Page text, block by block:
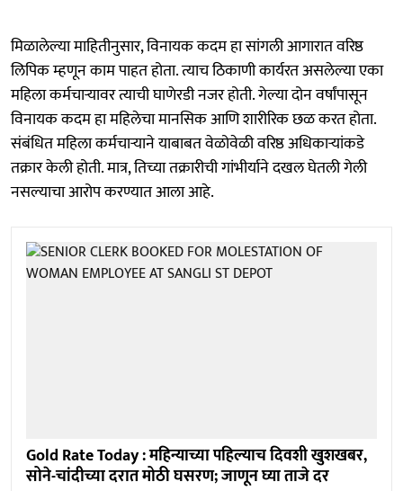
मिळालेल्या माहितीनुसार, विनायक कदम हा सांगली आगारात वरिष्ठ
लिपिक म्हणून काम पाहत होता. त्याच ठिकाणी कार्यरत असलेल्या एका
महिला कर्मचाऱ्यावर त्याची घाणेरडी नजर होती. गेल्या दोन वर्षांपासून
विनायक कदम हा महिलेचा मानसिक आणि शारीरिक छळ करत होता.
संबंधित महिला कर्मचाऱ्याने याबाबत वेळोवेळी वरिष्ठ अधिकाऱ्यांकडे
तक्रार केली होती. मात्र, तिच्या तक्रारीची गांभीर्याने दखल घेतली गेली
नसल्याचा आरोप करण्यात आला आहे.
Gold Rate Today : महिन्याच्या पहिल्याच दिवशी खुशखबर,
सोने-चांदीच्या दरात मोठी घसरण; जाणून घ्या ताजे दर